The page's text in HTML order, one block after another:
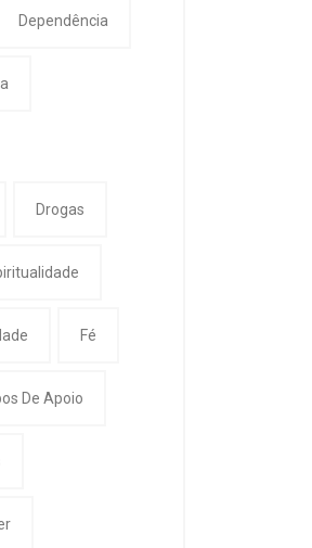
Dependência
Drogas
Fé
De Apoio